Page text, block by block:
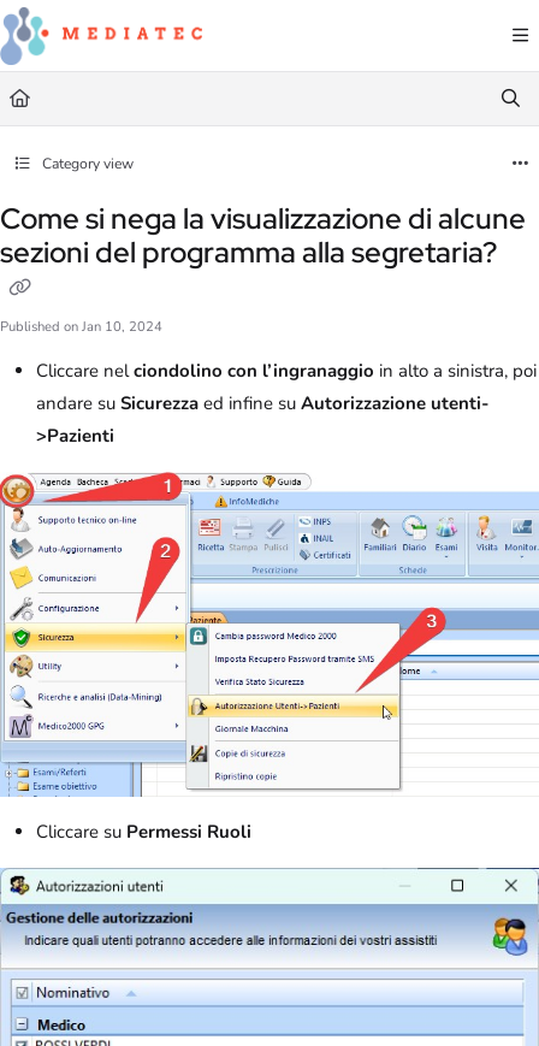
Documentation Index
Fetch the complete documentation index at:
Use this file to discover all available pages before exploring further.
Category view
Come si nega la visualizzazione di alcune
sezioni del programma alla segretaria?
Published on Jan 10, 2024
Cliccare nelciondolino con l’ingranaggio in alto a sinistra, poi
andare su Sicurezza ed infine su Autorizzazione utenti-
>Pazienti
Cliccare su Permessi Ruoli